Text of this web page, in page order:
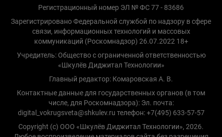
Регистрационный номер ЭЛ № ФС 77 - 83686
Зарегистрировано Федеральной службой по надзору в сфере
связи, информационных технологий и массовых
коммуникаций (Роскомнадзор) 26.07.2022 18+
Учредитель: Общество с ограниченной ответственностью
«Шкулёв Диджитал Технологии»
Главный редактор: Комаровская А. В.
Контактные данные для государственных органов (в том
числе, для Роскомнадзора): Эл. почта:
digital_vokrugsveta@shkulev.ru телефон: +7(495) 633-57-57
Copyright (с) ООО «Шкулёв Диджитал Технологии», 2026.